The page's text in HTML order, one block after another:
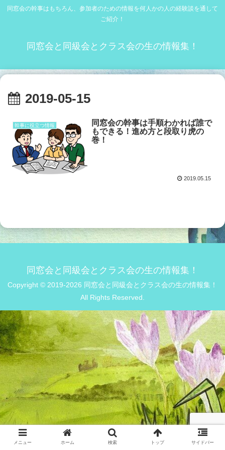
同窓会の幹事はもちろん、参加者のための情報を何人かの人の経験談を通して
ご紹介！
同窓会と同級会とクラス会の生の情報集！
2019-05-15
幹事に役立つ情報
同窓会の幹事は手順わかれば誰で
もできる！進め方と段取り虎の
巻！
2019.05.15
同窓会と同級会とクラス会の生の情報集！
Copyright © 2019-2026 同窓会と同級会とクラス会の生の情報集！
All Rights Reserved.
メニュー ホーム 検索 トップ サイドバー